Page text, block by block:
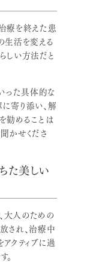
療を終えた患
生活を変える
しい方法だと
った具体的な
寄り添い、解
勧めることは
かせくださ
た美しい
大人のための
され、治療中
クティブに過
。